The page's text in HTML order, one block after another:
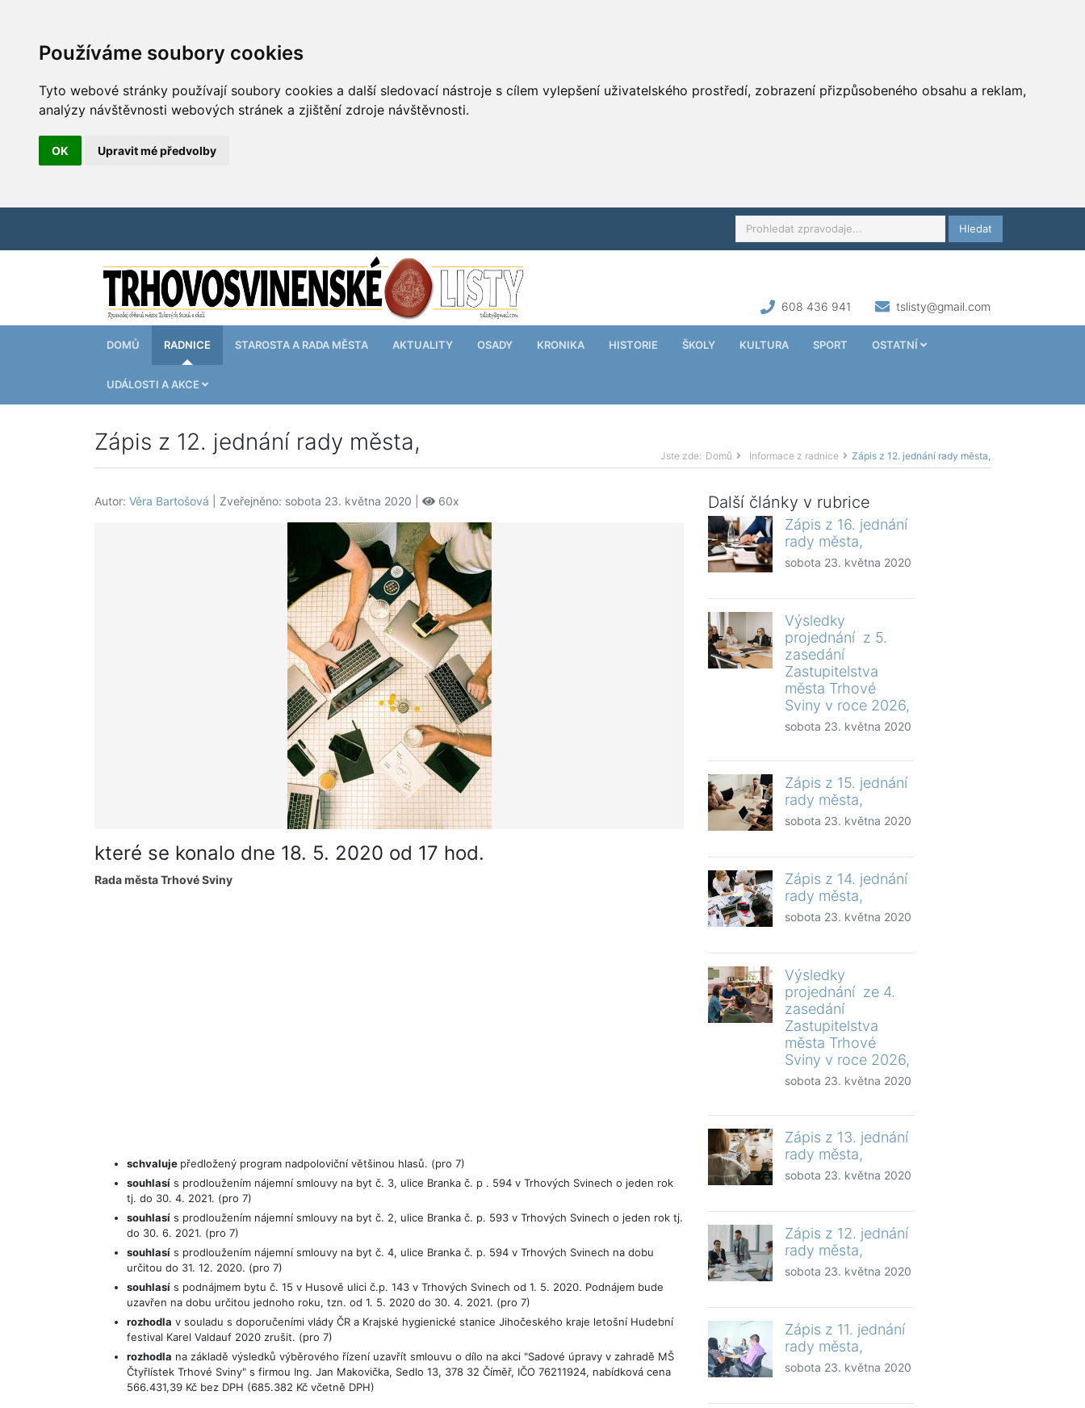
Používáme soubory cookies
Tyto webové stránky používají soubory cookies a další sledovací nástroje s cílem vylepšení uživatelského prostředí, zobrazení přizpůsobeného obsahu a reklam,
analýzy návštěvnosti webových stránek a zjištění zdroje návštěvnosti.
OK Upravit mé předvolby
Hledat
608 436 941 tslisty@gmail.com
DOMŮ RADNICE STAROSTA A RADA MĚSTA AKTUALITY OSADY KRONIKA HISTORIE ŠKOLY KULTURA SPORT OSTATNÍ
UDÁLOSTI A AKCE
Zápis z 12. jednání rady města,
Jste zde: Domů Informace z radnice Zápis z 12. jednání rady města,
Autor: Věra Bartošová | Zveřejněno: sobota 23. května 2020 | 60x
které se konalo dne 18. 5. 2020 od 17 hod.
Rada města Trhové Sviny
schvaluje předložený program nadpoloviční většinou hlasů. (pro 7)
souhlasí s prodloužením nájemní smlouvy na byt č. 3, ulice Branka č. p . 594 v Trhových Svinech o jeden rok
tj. do 30. 4. 2021. (pro 7)
souhlasí s prodloužením nájemní smlouvy na byt č. 2, ulice Branka č. p. 593 v Trhových Svinech o jeden rok tj.
do 30. 6. 2021. (pro 7)
souhlasí s prodloužením nájemní smlouvy na byt č. 4, ulice Branka č. p. 594 v Trhových Svinech na dobu
určitou do 31. 12. 2020. (pro 7)
souhlasí s podnájmem bytu č. 15 v Husově ulici č.p. 143 v Trhových Svinech od 1. 5. 2020. Podnájem bude
uzavřen na dobu určitou jednoho roku, tzn. od 1. 5. 2020 do 30. 4. 2021. (pro 7)
rozhodla v souladu s doporučeními vlády ČR a Krajské hygienické stanice Jihočeského kraje letošní Hudební
festival Karel Valdauf 2020 zrušit. (pro 7)
rozhodla na základě výsledků výběrového řízení uzavřít smlouvu o dílo na akci "Sadové úpravy v zahradě MŠ
Čtyřlístek Trhové Sviny" s firmou Ing. Jan Makovička, Sedlo 13, 378 32 Číměř, IČO 76211924, nabídková cena
566.431,39 Kč bez DPH (685.382 Kč včetně DPH)
Další články v rubrice
Zápis z 16. jednání
rady města,
sobota 23. května 2020
Výsledky
projednání z 5.
zasedání
Zastupitelstva
města Trhové
Sviny v roce 2026,
sobota 23. května 2020
Zápis z 15. jednání
rady města,
sobota 23. května 2020
Zápis z 14. jednání
rady města,
sobota 23. května 2020
Výsledky
projednání ze 4.
zasedání
Zastupitelstva
města Trhové
Sviny v roce 2026,
sobota 23. května 2020
Zápis z 13. jednání
rady města,
sobota 23. května 2020
Zápis z 12. jednání
rady města,
sobota 23. května 2020
Zápis z 11. jednání
rady města,
sobota 23. května 2020